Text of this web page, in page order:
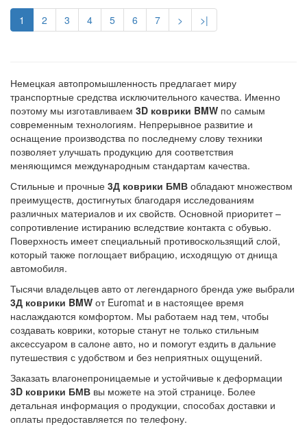
1 2 3 4 5 6 7 > >|
Немецкая автопромышленность предлагает миру
транспортные средства исключительного качества. Именно
поэтому мы изготавливаем 3D коврики BMW по самым
современным технологиям. Непрерывное развитие и
оснащение производства по последнему слову техники
позволяет улучшать продукцию для соответствия
меняющимся международным стандартам качества.
Стильные и прочные 3Д коврики БМВ обладают множеством
преимуществ, достигнутых благодаря исследованиям
различных материалов и их свойств. Основной приоритет –
сопротивление истиранию вследствие контакта с обувью.
Поверхность имеет специальный противоскользящий слой,
который также поглощает вибрацию, исходящую от днища
автомобиля.
Тысячи владельцев авто от легендарного бренда уже выбрали
3Д коврики BMW от Euromat и в настоящее время
наслаждаются комфортом. Мы работаем над тем, чтобы
создавать коврики, которые станут не только стильным
аксессуаром в салоне авто, но и помогут ездить в дальние
путешествия с удобством и без неприятных ощущений.
Заказать влагонепроницаемые и устойчивые к деформации
3D коврики БМВ вы можете на этой странице. Более
детальная информация о продукции, способах доставки и
оплаты предоставляется по телефону.